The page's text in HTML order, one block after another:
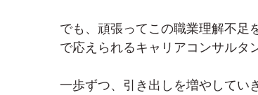
でも、頑張ってこの職業理解不足
で応えられるキャリアコンサルタ
一歩ずつ、引き出しを増やしてい